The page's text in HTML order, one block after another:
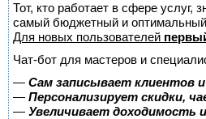
Тот, кто работает в сфере
самый бюджетный и оптимальный
Для новых пользователей
Чат-бот для мастеров и
— Сам записывает клиентов
— Персонализирует скидки,
— Увеличивает доходимость